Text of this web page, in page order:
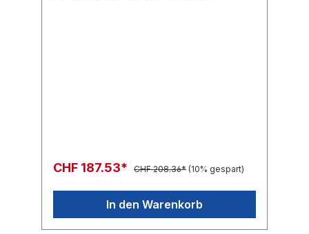
CHF 187.53* CHF 208.36* (10% gespart)
In den Warenkorb